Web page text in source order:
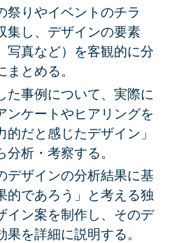
祭りやイベントのチラ
し、 デザインの要素
写真など）を客観的に分
とめる。
た事例について、実際に
ンケートやヒアリングを
だと感じたデザイン」
分析・考察する。
デザインの分析結果に基
的であろう」と考える独
イン案を制作し、そのデ
果を詳細に説明する。